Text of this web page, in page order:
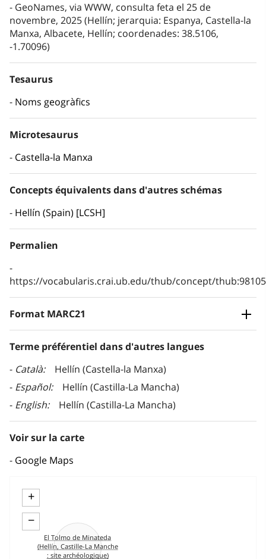
GeoNames, via WWW, consulta feta el 25 de
novembre, 2025 (Hellín; jerarquia: Espanya, Castella-la
Manxa, Albacete, Hellín; coordenades: 38.5106,
-1.70096)
Tesaurus
Noms geogràfics
Microtesaurus
Castella-la Manxa
Concepts équivalents dans d'autres schémas
Hellín (Spain) [LCSH]
Permalien
https://vocabularis.crai.ub.edu/thub/concept/
Format MARC21
Terme préférentiel dans d'autres langues
Català
Hellín (Castella-la Manxa)
Español
Hellín (Castilla-La Mancha)
English
Hellín (Castilla-La Mancha)
Voir sur la carte
Google Maps
+
−
El Tolmo de Minateda
(Hellín, Castille-La Manche
: site archéologique)